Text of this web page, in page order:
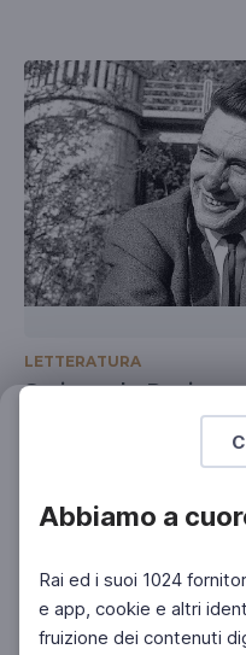
Abbiamo a
Rai ed i suoi 1024
e app, cookie e altri
fruizione dei contenuti
LETTERATURA
Scrivere la
Con Gianluigi Beccaria
Facebook